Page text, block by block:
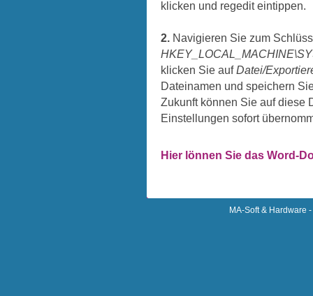
klicken und regedit eintippen.
2. Navigieren Sie zum
klicken Sie aufDatei/
Dateinamen und speichern
Zukunft können Sie auf diese
Einstellungen sofort
Hier lönnen Sie das Word-
MA-Soft & Hardware